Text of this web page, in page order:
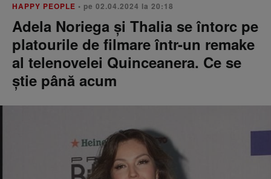
HAPPY PEOPLE • pe 02.04.2024 la 20:18
Adela Noriega și Thalia se întorc pe
platourile de filmare într-un remake
al telenovelei Quinceanera. Ce se
știe până acum